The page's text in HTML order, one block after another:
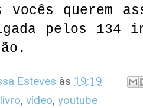
vocês querem
pelos 134
Esteves às 19:19
livro, vídeo, youtube